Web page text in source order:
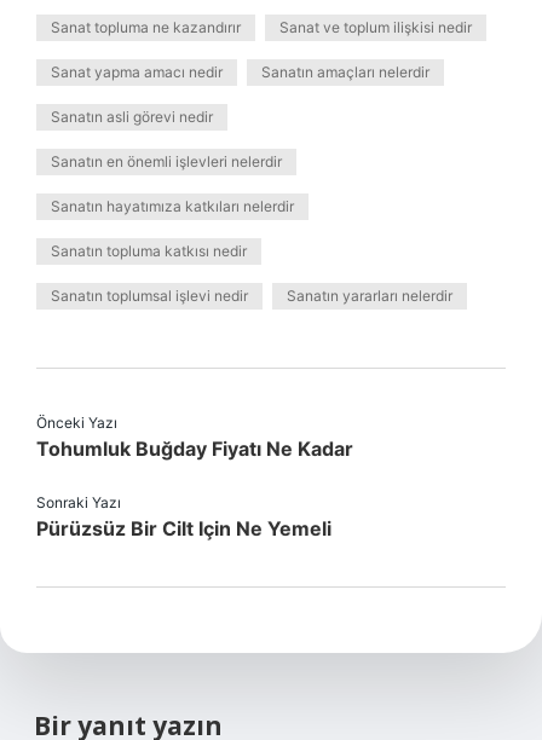
Sanat topluma ne kazandırır Sanat ve toplum ilişkisi nedir
Sanat yapma amacı nedir Sanatın amaçları nelerdir
Sanatın asli görevi nedir
Sanatın en önemli işlevleri nelerdir
Sanatın hayatımıza katkıları nelerdir
Sanatın topluma katkısı nedir
Sanatın toplumsal işlevi nedir Sanatın yararları nelerdir
Önceki Yazı
Tohumluk Buğday Fiyatı Ne Kadar
Sonraki Yazı
Pürüzsüz Bir Cilt Için Ne Yemeli
Bir yanıt yazın